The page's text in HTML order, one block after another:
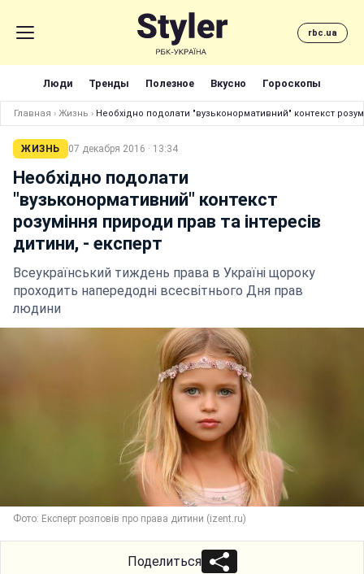
rbc.ua
Люди Тренды Полезное Вкусно Гороскопы
Главная › Жизнь › Необхідно подолати "вузьконормативний" контекст
ЖИЗНЬ 07 декабря 2016 · 13:34
Необхідно подолати
"вузьконормативний" контекст
розуміння природи прав та інтересів
дитини, - експерт
Всеукраїнський тиждень права в Україні щороку
проходить напередодні всесвітнього Дня прав
людини
Фото: Експерт розповів про права дитини (izent.ru)
Поделиться